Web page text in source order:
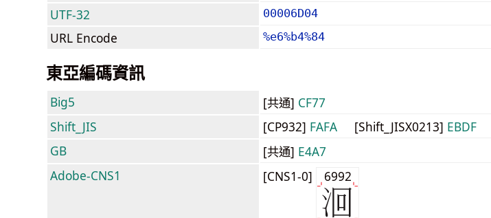
UTF-32 00006D04
URL Encode %e6%b4%84
東亞編碼資訊
Big5 [共通] CF77
Shift_JIS
[CP932] FAFA [Shift_JISX0213] EBDF
GB
[共通] E4A7
Adobe-CNS1
[CNS1-0] 6992